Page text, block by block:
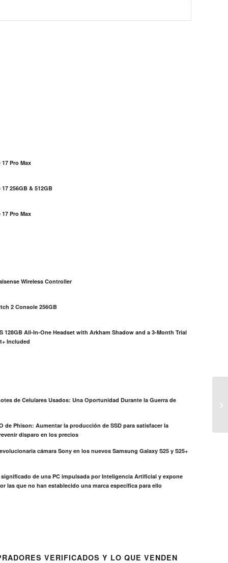
Pro Max
256GB & 512GB
Pro Max
Wireless Controller
2 Console 256GB
128GB All-In-One Headset with Arkham Shadow and a 3-Month Trial
Included
de Celulares Usados: Una Oportunidad Durante la Guerra de
de Phison: Aumentar la producción de SSD para satisfacer la
disparo en los precios
cámara Sony en los nuevos Samsung Galaxy S25 y S25+
significado de una PC impulsada por Inteligencia Artificial y expone
las que no han establecido una marca específica para ello
VERIFICADOS Y LO QUE VENDEN